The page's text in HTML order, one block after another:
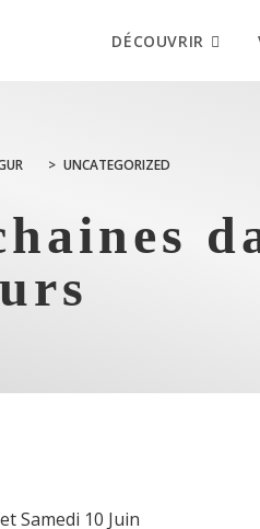
DÉCOUVRIR
> UNCATEGORIZED
Samedi 10 Juin